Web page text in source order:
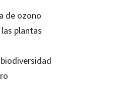
de ozono
plantas